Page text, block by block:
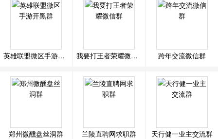
英雄联盟微区手游开黑群 我要打王者荣耀微信群 跨年交流微信群
郑州微醺盘丝洞群 兰陵直聘网求职群 天行健一业主交流群